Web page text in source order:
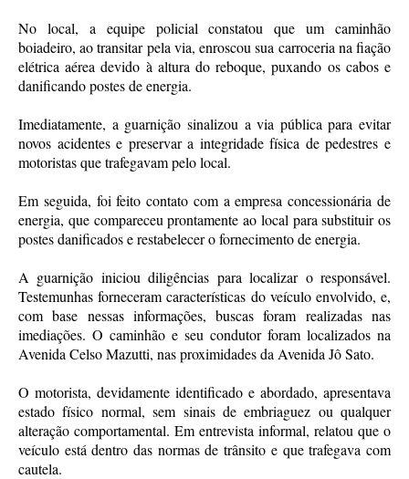
No local, a equipe policial constatou que um caminhão
boiadeiro, ao transitar pela via, enroscou sua carroceria na fiação
elétrica aérea devido à altura do reboque, puxando os cabos e
danificando postes de energia.
Imediatamente, a guarnição sinalizou a via pública para evitar
novos acidentes e preservar a integridade física de pedestres e
motoristas que trafegavam pelo local.
Em seguida, foi feito contato com a empresa concessionária de
energia, que compareceu prontamente ao local para substituir os
postes danificados e restabelecer o fornecimento de energia.
A guarnição iniciou diligências para localizar o responsável.
Testemunhas forneceram características do veículo envolvido, e,
com base nessas informações, buscas foram realizadas nas
imediações. O caminhão e seu condutor foram localizados na
Avenida Celso Mazutti, nas proximidades da Avenida Jô Sato.
O motorista, devidamente identificado e abordado, apresentava
estado físico normal, sem sinais de embriaguez ou qualquer
alteração comportamental. Em entrevista informal, relatou que o
veículo está dentro das normas de trânsito e que trafegava com
cautela.